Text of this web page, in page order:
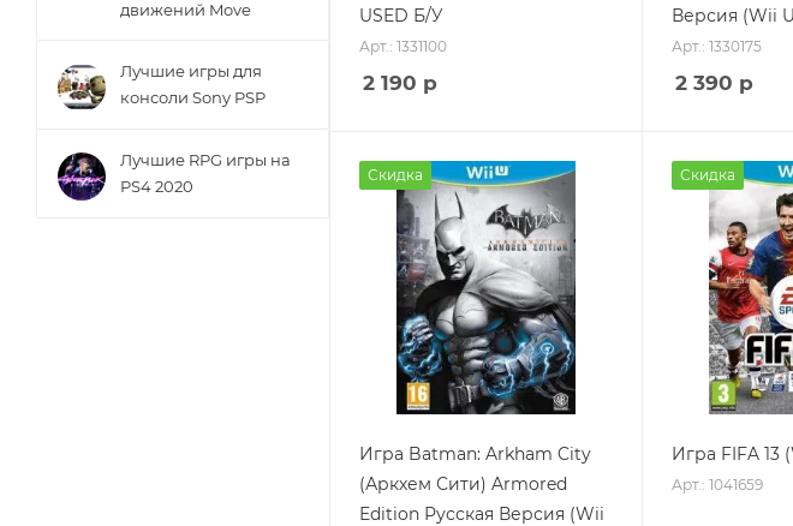
USED Б/У
Арт.: 1331100
2 190 р
Версия (Wii
Арт.: 1330175
2 390 р
Скидка
Игра Batman: Arkham City
(Аркхем Сити) Armored
Edition Русская Версия (Wii
Скидка
Игра FIFA 13
Арт.: 1041659
движений Move
Лучшие игры для
консоли Sony PSP
Лучшие RPG игры на
PS4 2020